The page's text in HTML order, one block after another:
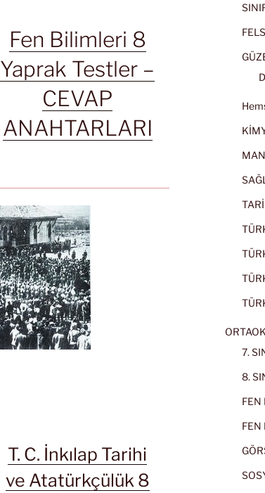
Fen Bilimleri 8
Yaprak Testler –
CEVAP
ANAHTARLARI
T. C. İnkılap Tarihi
ve Atatürkçülük 8
7.
8.
FEN
FEN